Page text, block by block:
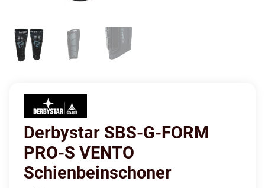
Derbystar SBS-G-FORM
PRO-S VENTO
Schienbeinschoner